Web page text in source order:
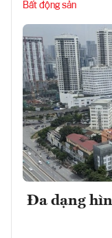
Bất động sản
Đa dạng